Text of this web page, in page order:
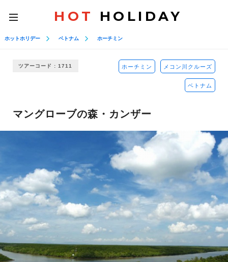
toggle
navigation
HOT HOLIDAY
ホットホリデー ベトナム ホーチミン
ツアーコード : 1711 ホーチミン メコン川クルーズ
ベトナム
マングローブの森・カンザー